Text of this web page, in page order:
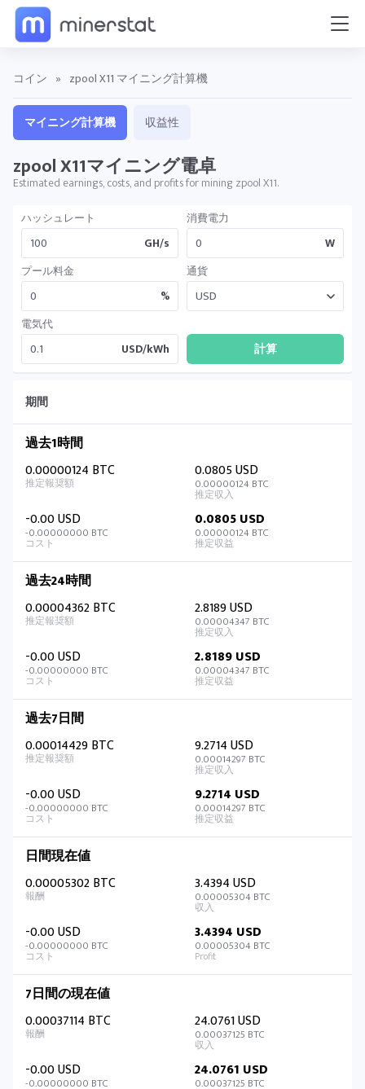
コイン » zpool X11 マイニング計算機
マイニング計算機 収益性
zpool X11マイニング電卓
Estimated earnings, costs, and profits for mining zpool X11.
ハッシュレート
GH/s
消費電力
W
プール料金
%
通貨
電気代
USD/kWh
期間
過去1時間
0.00000124 BTC
0.0805 USD
0.00000124 BTC
-0.00 USD
-0.00000000 BTC
0.0805 USD
0.00000124 BTC
過去24時間
0.00004362 BTC
2.8189 USD
0.00004347 BTC
-0.00 USD
-0.00000000 BTC
2.8189 USD
0.00004347 BTC
過去7日間
0.00014429 BTC
9.2714 USD
0.00014297 BTC
-0.00 USD
-0.00000000 BTC
9.2714 USD
0.00014297 BTC
日間現在値
0.00005302 BTC
3.4394 USD
0.00005304 BTC
-0.00 USD
-0.00000000 BTC
3.4394 USD
0.00005304 BTC
7日間の現在値
0.00037114 BTC
24.0761 USD
0.00037125 BTC
-0.00 USD
-0.00000000 BTC
24.0761 USD
0.00037125 BTC